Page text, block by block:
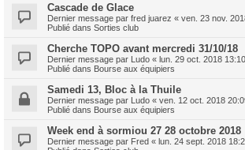
Cascade de Glace
Dernier message par fred juarez « ven. 23 nov.
Publié dans Sorties club
Cherche TOPO avant mercredi 31/10/18
Dernier message par Ludo « lun. 29 oct. 2018 13:10
Publié dans Bourse aux équipiers
Samedi 13, Bloc à la Thuile
Dernier message par Ludo « ven. 12 oct. 2018
Publié dans Bourse aux équipiers
Week end à sormiou 27 28 octobre 2018
Dernier message par Fred « lun. 24 sept. 2018